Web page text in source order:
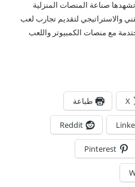
صناعة المنصات المنزلية
والاستراتيجي لتقديم تجارب لعب
مع منصات الكمبيوتر واللعب
X طباعة
Reddit
Pinterest